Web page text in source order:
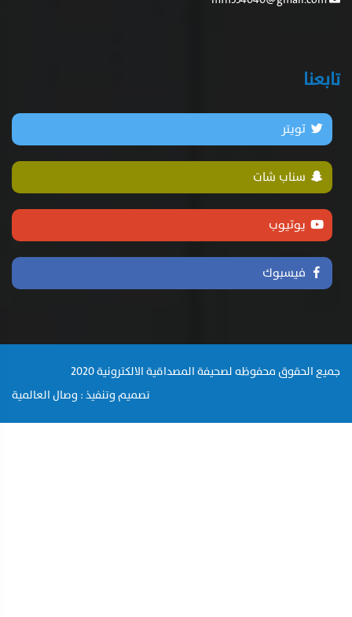
تابعنا
تويتر
سناب شات
يوتيوب
فيسبوك
جميع الحقوق محفوظه لصحيفة المصداقية الالكترونية 2020
تصميم وتنفيذ : وصال العالمية